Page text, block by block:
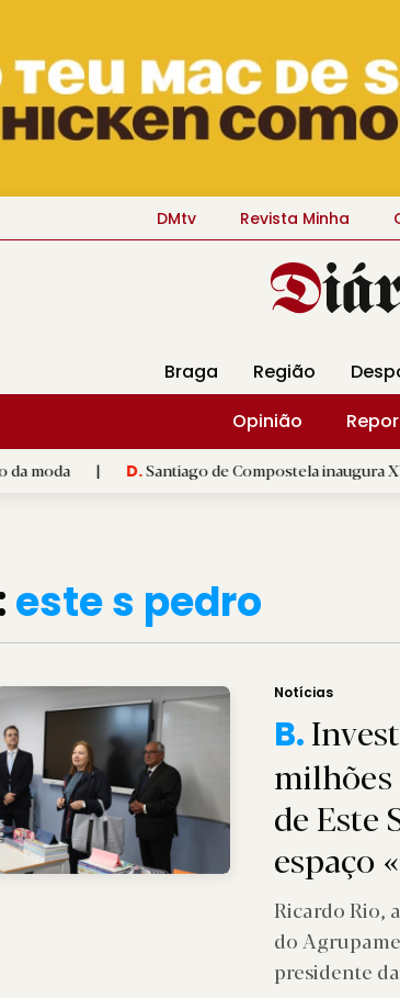
DMtv Revista Minha
Braga Região
Opinião
D.Santiago de Compostela inaugura XVI Jogos do
este s pedro
Notícias
B.
milhões
de Este
espaço
Ricardo Rio,
do
presidente